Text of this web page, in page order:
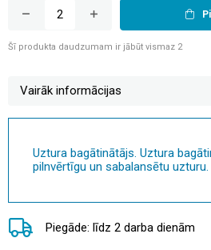
Šī produkta daudzumam ir jābūt vismaz 2
Vairāk informācijas
Uztura bagātinātājs. Uztura
pilnvērtīgu un sabalansētu uzturu.
Piegāde: līdz 2 darba dienām